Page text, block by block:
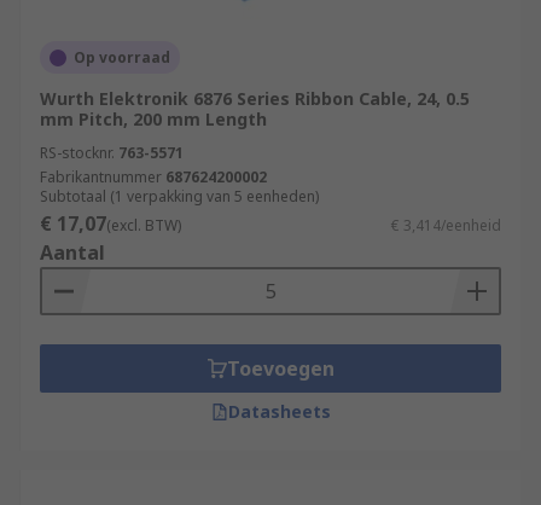
Op voorraad
Wurth Elektronik 6876 Series Ribbon Cable, 24, 0.5
mm Pitch, 200 mm Length
RS-stocknr. 763-5571
Fabrikantnummer 687624200002
Subtotaal (1 verpakking van 5 eenheden)
€ 17,07(excl. BTW) € 3,414/eenheid
Aantal
Toevoegen
Datasheets